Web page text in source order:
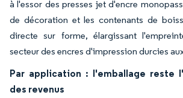
à l'essor des presses jet d'encre
de décoration et les contenants de
directe sur forme, élargissant
secteur des encres d'impression durcies
Par application : l'emballage reste
des revenus